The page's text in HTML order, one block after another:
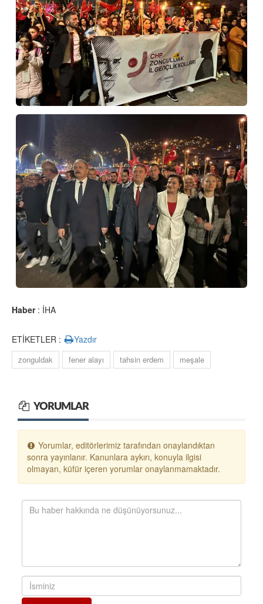
Haber: İHA
ETİKETLER : Yazdır
zonguldak fener alayı tahsin erdem meşale
YORUMLAR
Yorumlar, editörlerimiz tarafından onaylandıktan
sonra yayınlanır. Kanunlara aykırı, konuyla ilgisi
olmayan, küfür içeren yorumlar onaylanmamaktadır.